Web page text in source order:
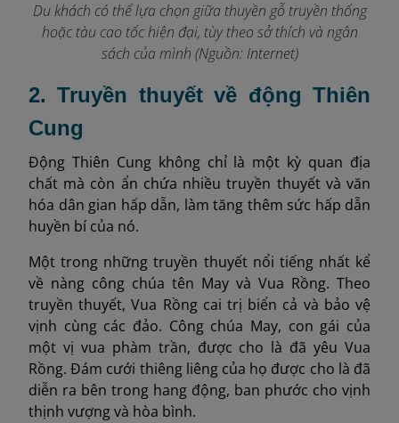
Du khách có thể lựa chọn giữa thuyền gỗ truyền thống
hoặc tàu cao tốc hiện đại, tùy theo sở thích và ngân
sách của mình (Nguồn: Internet)
2. Truyền thuyết về động Thiên
Cung
Động Thiên Cung không chỉ là một kỳ quan địa
chất mà còn ẩn chứa nhiều truyền thuyết và văn
hóa dân gian hấp dẫn, làm tăng thêm sức hấp dẫn
huyền bí của nó.
Một trong những truyền thuyết nổi tiếng nhất kể
về nàng công chúa tên May và Vua Rồng. Theo
truyền thuyết, Vua Rồng cai trị biển cả và bảo vệ
vịnh cùng các đảo. Công chúa May, con gái của
một vị vua phàm trần, được cho là đã yêu Vua
Rồng. Đám cưới thiêng liêng của họ được cho là đã
diễn ra bên trong hang động, ban phước cho vịnh
thịnh vượng và hòa bình.